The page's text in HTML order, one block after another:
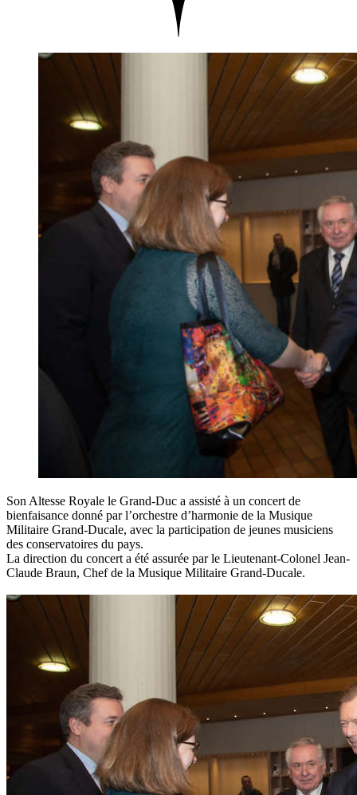
Son Altesse Royale le Grand-Duc a assisté à un concert de
bienfaisance donné par l’orchestre d’harmonie de la Musique
Militaire Grand-Ducale, avec la participation de jeunes musiciens
des conservatoires du pays.
La direction du concert a été assurée par le Lieutenant-Colonel Jean-
Claude Braun, Chef de la Musique Militaire Grand-Ducale.